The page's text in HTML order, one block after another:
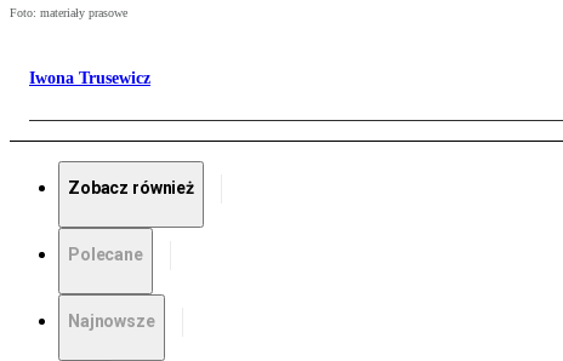
Foto: materiały prasowe
Iwona Trusewicz
Zobacz również
Polecane
Najnowsze